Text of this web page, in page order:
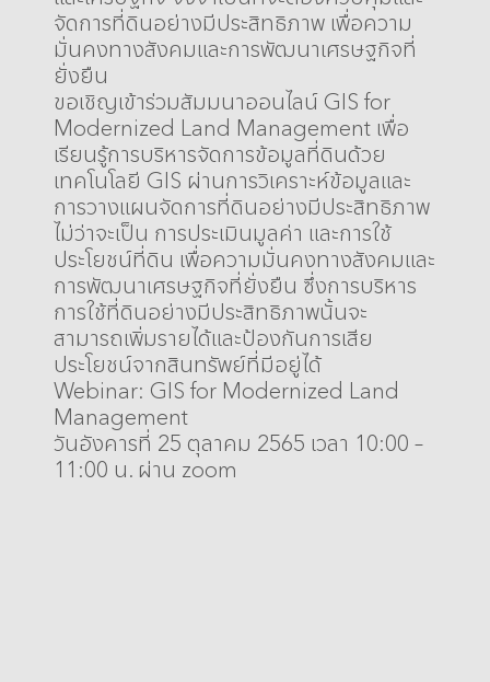
จัดการที่ดินอย่างมีประสิทธิภาพ เพื่อความ
มั่นคงทางสังคมและการพัฒนาเศรษฐกิจที่
ยั่งยืน
ขอเชิญเข้าร่วมสัมมนาออนไลน์ GIS for
Modernized Land Management เพื่อ
เรียนรู้การบริหารจัดการข้อมูลที่ดินด้วย
เทคโนโลยี GIS ผ่านการวิเคราะห์ข้อมูลและ
การวางแผนจัดการที่ดินอย่างมีประสิทธิภาพ
ไม่ว่าจะเป็น การประเมินมูลค่า และการใช้
ประโยชน์ที่ดิน เพื่อความมั่นคงทางสังคมและ
การพัฒนาเศรษฐกิจที่ยั่งยืน ซึ่งการบริหาร
การใช้ที่ดินอย่างมีประสิทธิภาพนั้นจะ
สามารถเพิ่มรายได้และป้องกันการเสีย
ประโยชน์จากสินทรัพย์ที่มีอยู่ได้
Webinar: GIS for Modernized Land
Management
วันอังคารที่ 25 ตุลาคม 2565 เวลา 10:00 –
11:00 น. ผ่าน zoom